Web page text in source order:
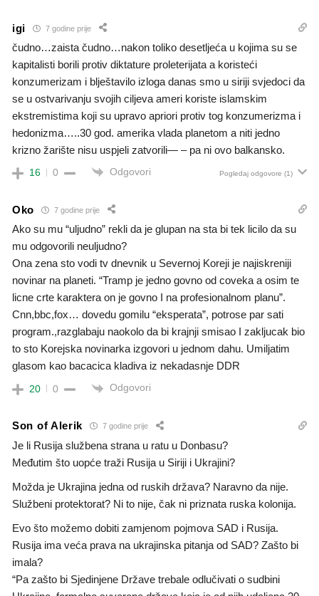
igi 7 godine prije
čudno…zaista čudno…nakon toliko desetljeća u kojima su se
kapitalisti borili protiv diktature proleterijata a koristeći
konzumerizam i blještavilo izloga danas smo u siriji svjedoci da
se u ostvarivanju svojih ciljeva ameri koriste islamskim
ekstremistima koji su upravo apriori protiv tog konzumerizma i
hedonizma…..30 god. amerika vlada planetom a niti jedno
krizno žarište nisu uspjeli zatvorili— – pa ni ovo balkansko.
16 0 Odgovori Pogledaj odgovore (1)
Oko 7 godine prije
Ako su mu “uljudno” rekli da je glupan na sta bi tek licilo da su
mu odgovorili neuljudno?
Ona zena sto vodi tv dnevnik u Severnoj Koreji je najiskreniji
novinar na planeti. “Tramp je jedno govno od coveka a osim te
licne crte karaktera on je govno I na profesionalnom planu”.
Cnn,bbc,fox… dovedu gomilu “eksperata”, potrose par sati
program.,razglabaju naokolo da bi krajnji smisao I zakljucak bio
to sto Korejska novinarka izgovori u jednom dahu. Umiljatim
glasom kao bacacica kladiva iz nekadasnje DDR
20 0 Odgovori
Son of Alerik 7 godine prije
Je li Rusija službena strana u ratu u Donbasu?
Međutim što uopće traži Rusija u Siriji i Ukrajini?
Možda je Ukrajina jedna od ruskih država? Naravno da nije.
Službeni protektorat? Ni to nije, čak ni priznata ruska kolonija.
Evo što možemo dobiti zamjenom pojmova SAD i Rusija.
Rusija ima veća prava na ukrajinska pitanja od SAD? Zašto bi
imala?
“Pa zašto bi Sjedinjene Države trebale odlučivati o sudbini